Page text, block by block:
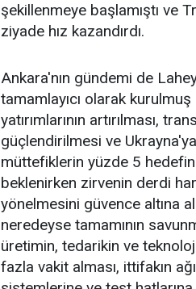
şekillenmeye başlamıştı ve
ziyade hız kazandırdı.
Ankara'nın gündemi de
tamamlayıcı olarak
yatırımlarının artırılması,
güçlendirilmesi ve
müttefiklerin yüzde 5
beklenirken zirvenin derdi
yönelmesini güvence altına
neredeyse tamamının
üretimin, tedarikin ve
fazla vakit alması, ittifakın